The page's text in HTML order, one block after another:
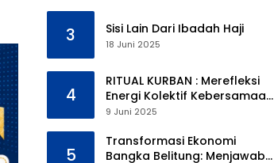
3 Sisi Lain Dari Ibadah Haji
18 Juni 2025
4
RITUAL KURBAN : Merefleksi
Energi Kolektif Kebersamaan
dan Mengeliminasi Sifat
9 Juni 2025
5
Transformasi Ekonomi
Bangka Belitung: Menjawab